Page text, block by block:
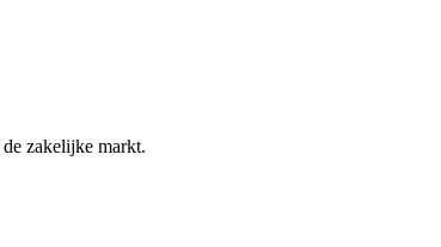
zakelijke markt.